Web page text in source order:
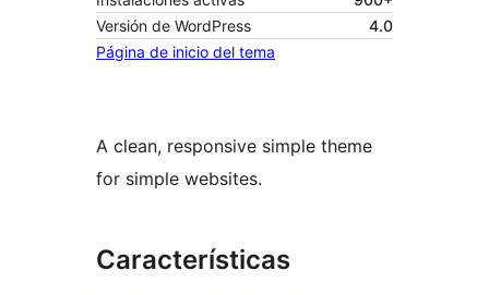
Versión de WordPress
4.0
Página de inicio del tema
A clean, responsive simple theme
for simple websites.
Características